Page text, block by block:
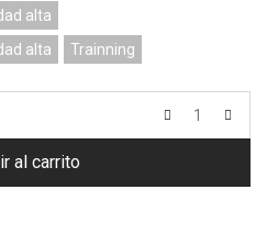
alta
alta
Trainning
al carrito